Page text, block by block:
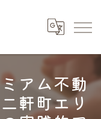
アム不動
軒町エリ